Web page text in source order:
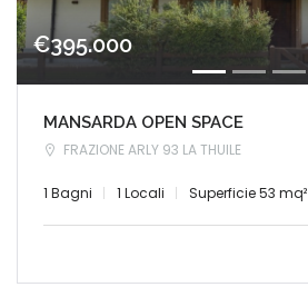
€395.000
MANSARDA OPEN SPACE
FRAZIONE ARLY 93 LA THUILE
1 Bagni 1 Locali Superficie 53 mq²